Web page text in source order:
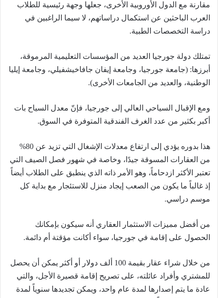
مقارنة مع الدول الأوروبية الأخرى، جعلها وجهة رئيسية للطلاب
العرب الباحثين عن استكمال دراساتهم، لا سيما الراغبين في
دراسة التخصصات الطبية.
تمتلك دولة جورجيا العديد من المؤسسات التعليمية المرموقة،
أبرزها: (جامعة جورجيا، وجامعة إيفان جافاخيشفيلي، وجامعة إيليا
الوطنية، والعديد من الجامعات الأخرى).
ومع الإقبال السياحي العالي إلى جورجيا، فإنّ معدل السياح بات
أكبر بكثير من عدد الغرف الفندقية المتوفرة في السوق.
هذا بدوره يؤدي إلى ارتفاع معدلات الإشغال التي تزيد عن 80%
من العقارات المسوقة جيدًا، وخاصة في شهور فصل الصيف التي
تعتبر الأكثر ازدحاماً، وهو الأمر ذاته الذي ينطبق على الطلاب أيضاً
إذ غالباً ما يكون من الصعب إيجاد منزل للاستئجار مع بداية كل
موسم دراسي.
من أفضل مميزات الاستثمار العقاري أنه سيكون بإمكانك
الحصول على إقامة في جورجيا، سواء أكانت مؤقتة أم دائمة.
من خلال شراء عقار بقيمة 100 ألف دولار أو أكثر يمكن أن يحصل
للمشتري وأفراد عائلته، على تصريح إقامة قصيرة الأجل، والتي
عادة ما يتم إصدارها لمدة عام واحد، ويمكن تجديدها سنوياً لمدة